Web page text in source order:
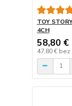
TOY
4CH
58,80 €
47,80 € bez